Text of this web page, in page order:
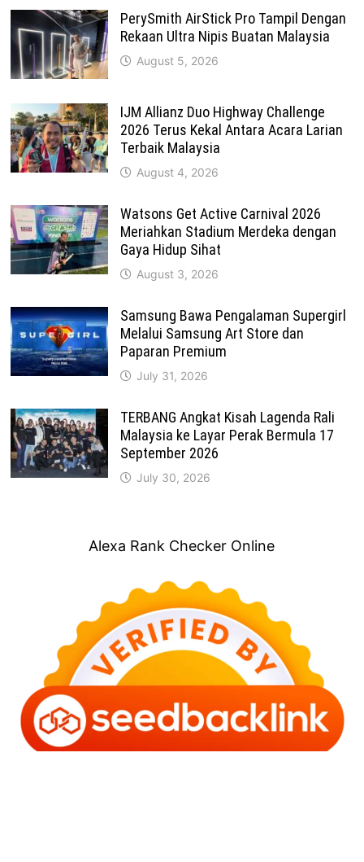
PerySmith AirStick Pro Tampil Dengan
Rekaan Ultra Nipis Buatan Malaysia
August 5, 2026
IJM Allianz Duo Highway Challenge
2026 Terus Kekal Antara Acara Larian
Terbaik Malaysia
August 4, 2026
Watsons Get Active Carnival 2026
Meriahkan Stadium Merdeka dengan
Gaya Hidup Sihat
August 3, 2026
Samsung Bawa Pengalaman Supergirl
Melalui Samsung Art Store dan
Paparan Premium
July 31, 2026
TERBANG Angkat Kisah Lagenda Rali
Malaysia ke Layar Perak Bermula 17
September 2026
July 30, 2026
Alexa Rank Checker Online